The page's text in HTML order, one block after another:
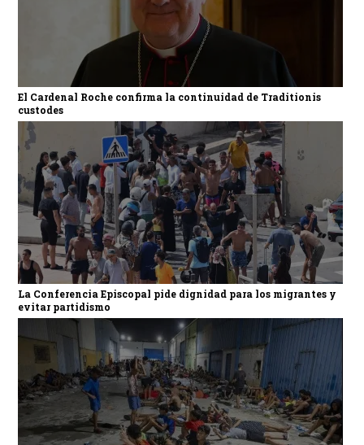
El Cardenal Roche confirma la continuidad de Traditionis
custodes
La Conferencia Episcopal pide dignidad para los migrantes y
evitar partidismo